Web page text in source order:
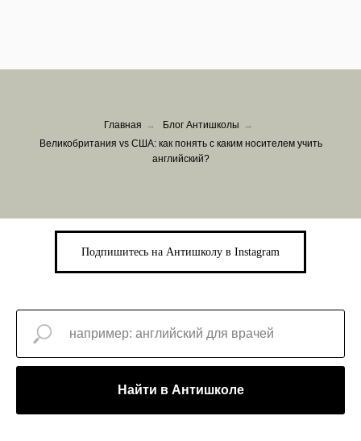
Главная → Блог Антишколы →
Великобритания vs США: как понять с каким носителем учить
английский?
Подпишитесь на Антишколу в Instagram
Найти в Антишколе